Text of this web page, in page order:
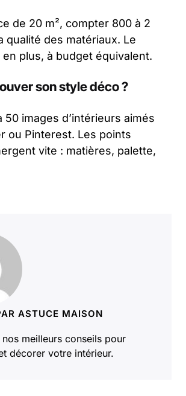
de 20 m², compter 800 à 2
qualité des matériaux. Le
plus, à budget équivalent.
son style déco ?
50 images d’intérieurs aimés
ou Pinterest. Les points
vite : matières, palette,
ASTUCE MAISON
meilleurs conseils pour
décorer votre intérieur.